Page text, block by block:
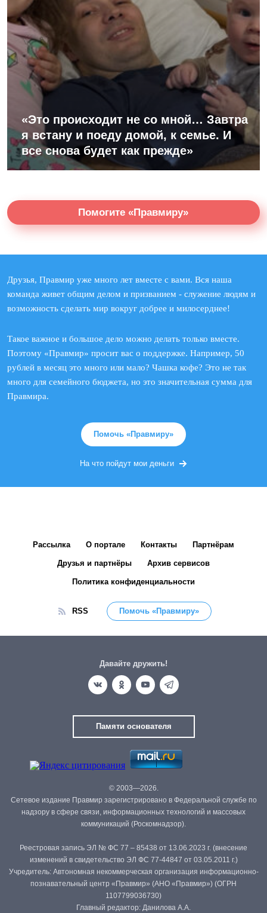
«Это происходит не со мной… Завтра
я встану и поеду домой, к семье. И
все снова будет как прежде»
Помогите «Правмиру»
Друзья, Правмир уже много лет вместе с вами. Вся наша
команда живет общим делом и призванием - служение людям и
возможность сделать мир вокруг добрее и милосерднее!
Такое важное и большое дело можно делать только вместе.
Поэтому «Правмир» просит вас о поддержке. Например, 50
рублей в месяц это много или мало? Чашка кофе? Это не так
много для семейного бюджета, но это значительная сумма для
Правмира.
Помочь «Правмиру»
На что пойдут мои деньги
Рассылка О портале Контакты Партнёрам
Друзья и партнёры Архив сервисов
Политика конфиденциальности
RSS Помочь «Правмиру»
Давайте дружить!
Памяти основателя
© 2003—2026.
Сетевое издание Правмир зарегистрировано в Федеральной службе по
надзору в сфере связи, информационных технологий и массовых
коммуникаций (Роскомнадзор).
Реестровая запись ЭЛ № ФС 77 – 85438 от 13.06.2023 г. (внесение
изменений в свидетельство ЭЛ ФС 77-44847 от 03.05.2011 г.)
Учредитель: Автономная некоммерческая организация информационно-
познавательный центр «Правмир» (АНО «Правмир») (ОГРН
1107799036730)
Главный редактор: Данилова А.А.